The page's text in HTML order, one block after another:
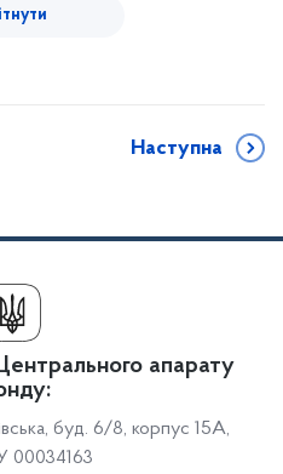
Наступна
апарату
буд. 6/8, корпус 15А,
00034163